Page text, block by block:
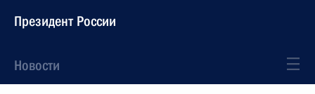
Президент России
Новости